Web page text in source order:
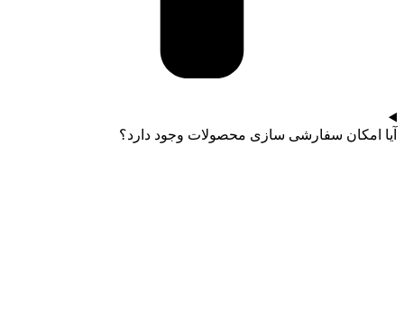
آیا امکان سفارشی سازی محصولات وجود دارد؟